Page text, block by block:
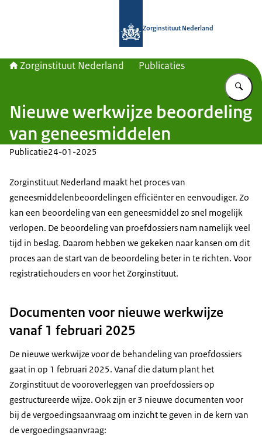
Zorginstituut Nederland
Zorginstituut Nederland Publicaties
Nieuwe werkwijze beoordeling
van geneesmiddelen
Publicatie24-01-2025
Zorginstituut Nederland maakt het proces van
geneesmiddelenbeoordelingen efficiënter en eenvoudiger. Zo
kan een beoordeling van een geneesmiddel zo snel mogelijk
verlopen. De beoordeling van proefdossiers nam namelijk veel
tijd in beslag. Daarom hebben we gekeken naar kansen om dit
proces aan de start van de beoordeling beter in te richten. Voor
registratiehouders en voor het Zorginstituut.
Documenten voor nieuwe werkwijze
vanaf 1 februari 2025
De nieuwe werkwijze voor de behandeling van proefdossiers
gaat in op 1 februari 2025. Vanaf die datum plant het
Zorginstituut de vooroverleggen van proefdossiers op
gestructureerde wijze. Ook zijn er 3 nieuwe documenten voor
bij de vergoedingsaanvraag om inzicht te geven in de kern van
de vergoedingsaanvraag: